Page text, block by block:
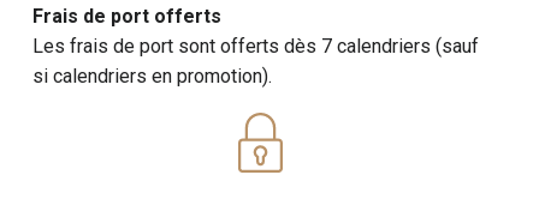
Frais de port offerts
Les frais de port sont offerts dès 7 calendriers (sauf
si calendriers en promotion).